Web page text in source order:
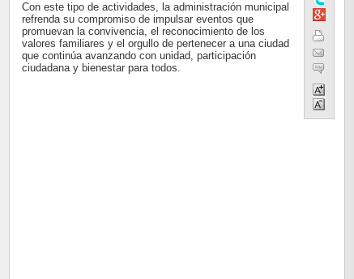
Con este tipo de actividades, la administración municipal
refrenda su compromiso de impulsar eventos que
promuevan la convivencia, el reconocimiento de los
valores familiares y el orgullo de pertenecer a una ciudad
que continúa avanzando con unidad, participación
ciudadana y bienestar para todos.